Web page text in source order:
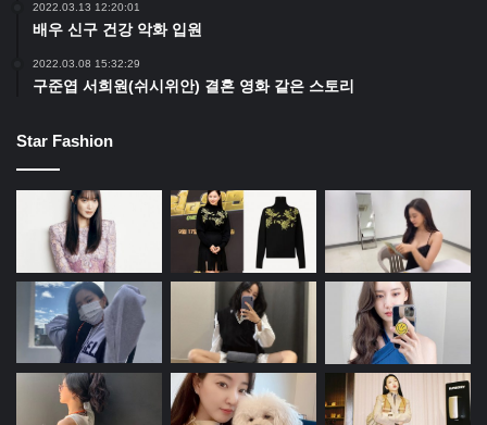
2022.03.13 12:20:01
배우 신구 건강 악화 입원
2022.03.08 15:32:29
구준엽 서희원(쉬시위안) 결혼 영화 같은 스토리
Star Fashion